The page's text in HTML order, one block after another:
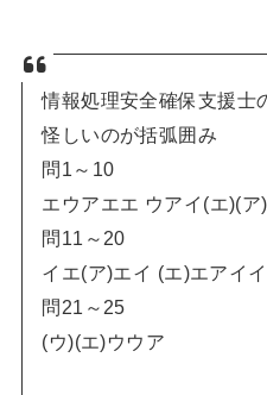
情報処理安全確保支援士
怪しいのが括弧囲み
問1～10
エウアエエ ウアイ(エ)(ア)
問11～20
イエ(ア)エイ (エ)エアイイ
問21～25
(ウ)(エ)ウウア